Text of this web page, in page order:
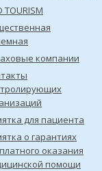
TOURISM
компании
для пациента
о гарантиях
оказания
помощи